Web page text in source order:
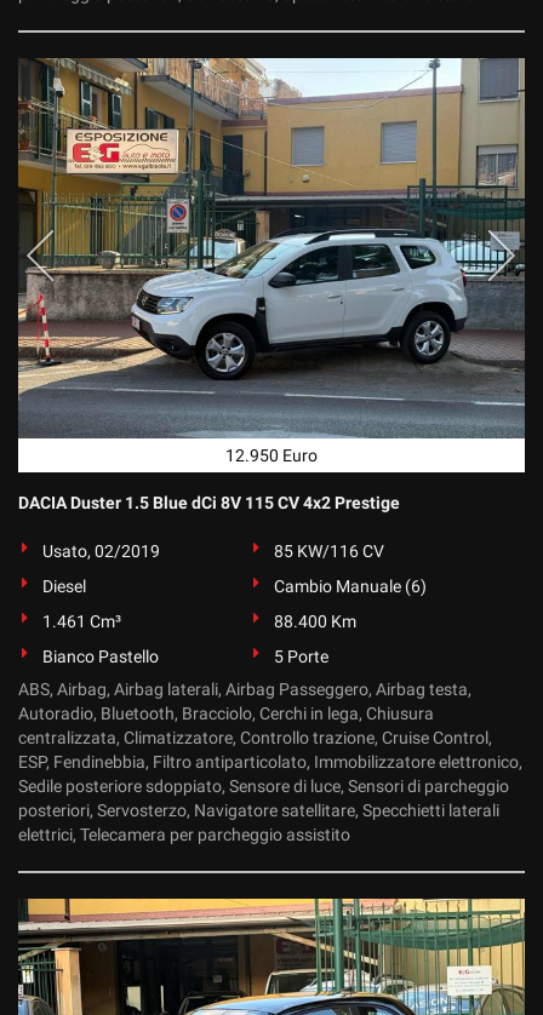
12.950 Euro
DACIA Duster 1.5 Blue dCi 8V 115 CV 4x2 Prestige
Usato, 02/2019
85 KW/116 CV
Diesel
Cambio Manuale (6)
1.461 Cm³
88.400 Km
Bianco Pastello
5 Porte
ABS, Airbag, Airbag laterali, Airbag Passeggero, Airbag testa,
Autoradio, Bluetooth, Bracciolo, Cerchi in lega, Chiusura
centralizzata, Climatizzatore, Controllo trazione, Cruise Control,
ESP, Fendinebbia, Filtro antiparticolato, Immobilizzatore elettronico,
Sedile posteriore sdoppiato, Sensore di luce, Sensori di parcheggio
posteriori, Servosterzo, Navigatore satellitare, Specchietti laterali
elettrici, Telecamera per parcheggio assistito